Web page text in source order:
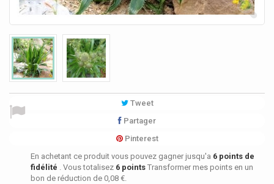
Tweet
Partager
Pinterest
En achetant ce produit vous pouvez gagner jusqu'a 6 points de
fidélité . Vous totalisez 6 points Transformer mes points en un
bon de réduction de 0,08 €.